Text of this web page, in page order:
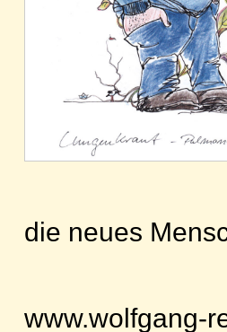
die neues
www.wolfgang-